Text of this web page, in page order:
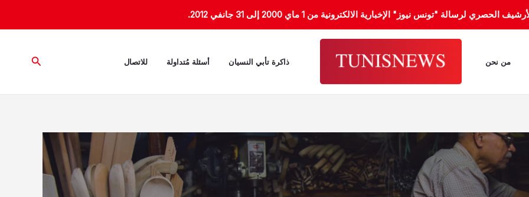
لرسالة "تونس نيوز" الإخبارية الالكترونية من 1 ماي 2000 إلى 31 جانفي 2012.
من نحن ذاكرة تأبي النسيان أسئلة مُتداولة للاتصال البحث